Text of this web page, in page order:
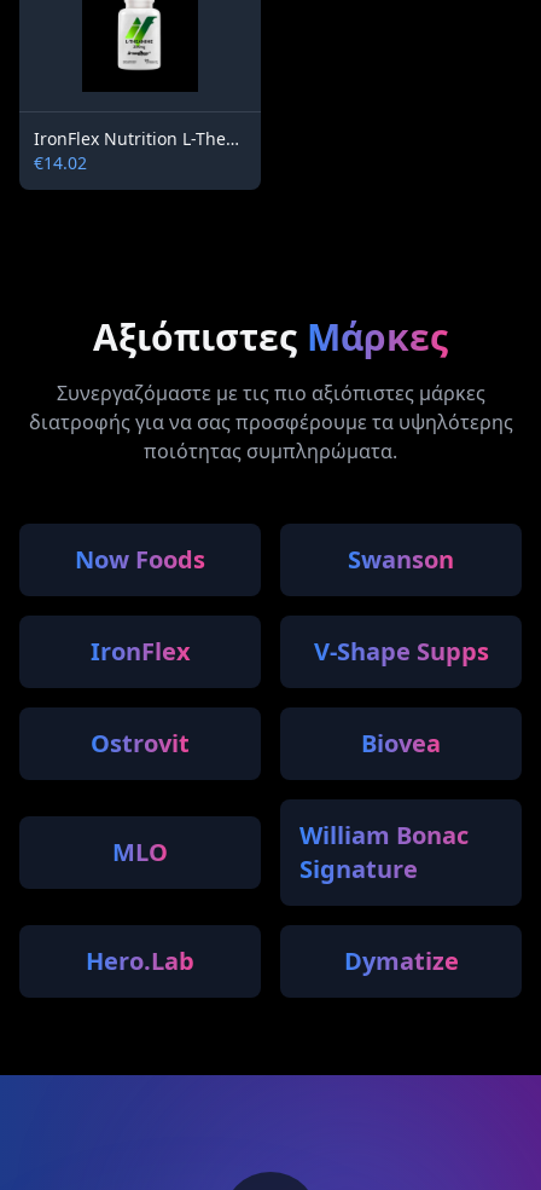
IronFlex Nutrition L-Theanine 200mg
€14.02
Αξιόπιστες Μάρκες
Συνεργαζόμαστε με τις πιο αξιόπιστες μάρκες
διατροφής για να σας προσφέρουμε τα υψηλότερης
ποιότητας συμπληρώματα.
Now Foods Swanson
IronFlex V-Shape Supps
Ostrovit Biovea
MLO
William Bonac
Signature
Hero.Lab Dymatize